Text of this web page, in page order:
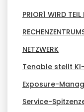
PRIOR1 WIRD
NETZWERK
Tenable stellt
Exposure-
Service-